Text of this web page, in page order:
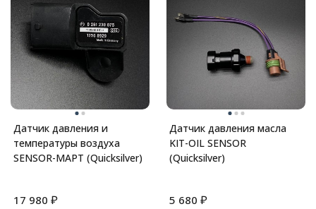
Датчик давления и
температуры воздуха
SENSOR-MAPT (Quicksilver)
17 980 ₽
Датчик давления масла
KIT-OIL SENSOR
(Quicksilver)
5 680 ₽